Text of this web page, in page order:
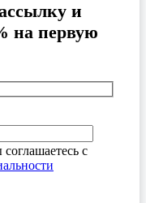
и
на первую
с